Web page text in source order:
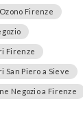
Firenze
Firenze
San Piero a Sieve
Negozio a Firenze